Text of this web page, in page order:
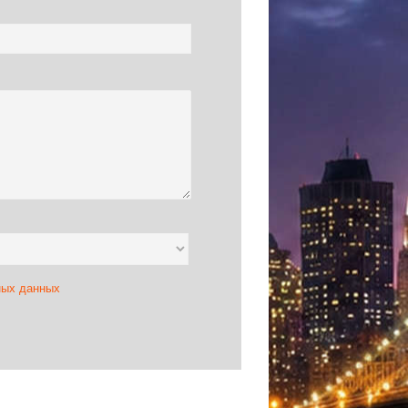
люди отдыхали и у кого то чешуться
и гостеприимно
данных